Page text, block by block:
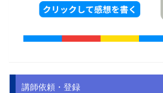
講師依頼・登録